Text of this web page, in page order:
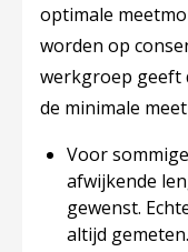
optimale
worden op
werkgroep geeft
de minimale
Voor
afwijkende
gewenst.
altijd